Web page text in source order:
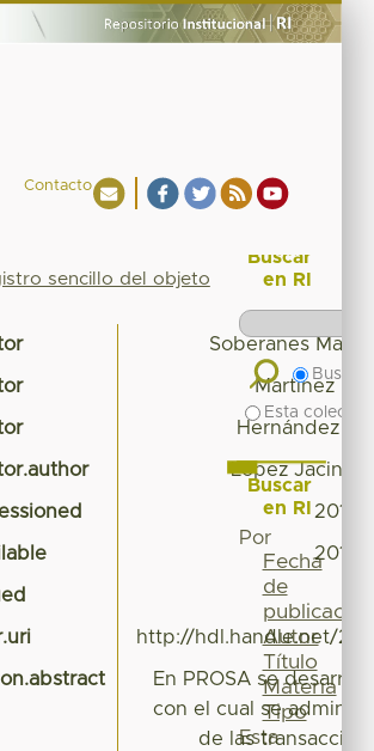
Contacto
sencillo del objeto
Soberanes
Martínez
Hernández
López Jacinto,
2019-
2019-
http://hdl.handle.net/
En PROSA se
con el cual se
de las
Buscar
en RI
Buscar
Esta
Buscar
en RI
Por
Fecha
de
publicación
Autor
Título
Materia
Tipo
Esta